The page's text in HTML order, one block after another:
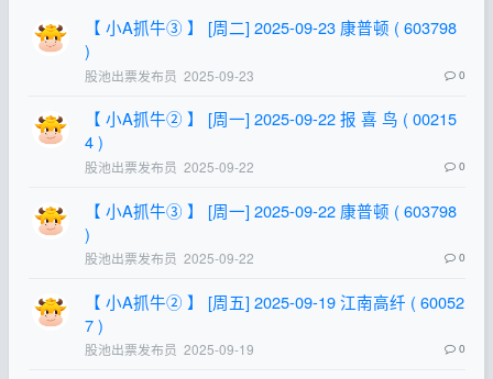
【 小A抓牛③ 】 [周二] 2025-09-23 康普顿 ( 603798
)
股池出票发布员 2025-09-23 0
【 小A抓牛② 】 [周一] 2025-09-22 报 喜 鸟 ( 00215
4 )
股池出票发布员 2025-09-22 0
【 小A抓牛③ 】 [周一] 2025-09-22 康普顿 ( 603798
)
股池出票发布员 2025-09-22 0
【 小A抓牛② 】 [周五] 2025-09-19 江南高纤 ( 60052
7 )
股池出票发布员 2025-09-19 0